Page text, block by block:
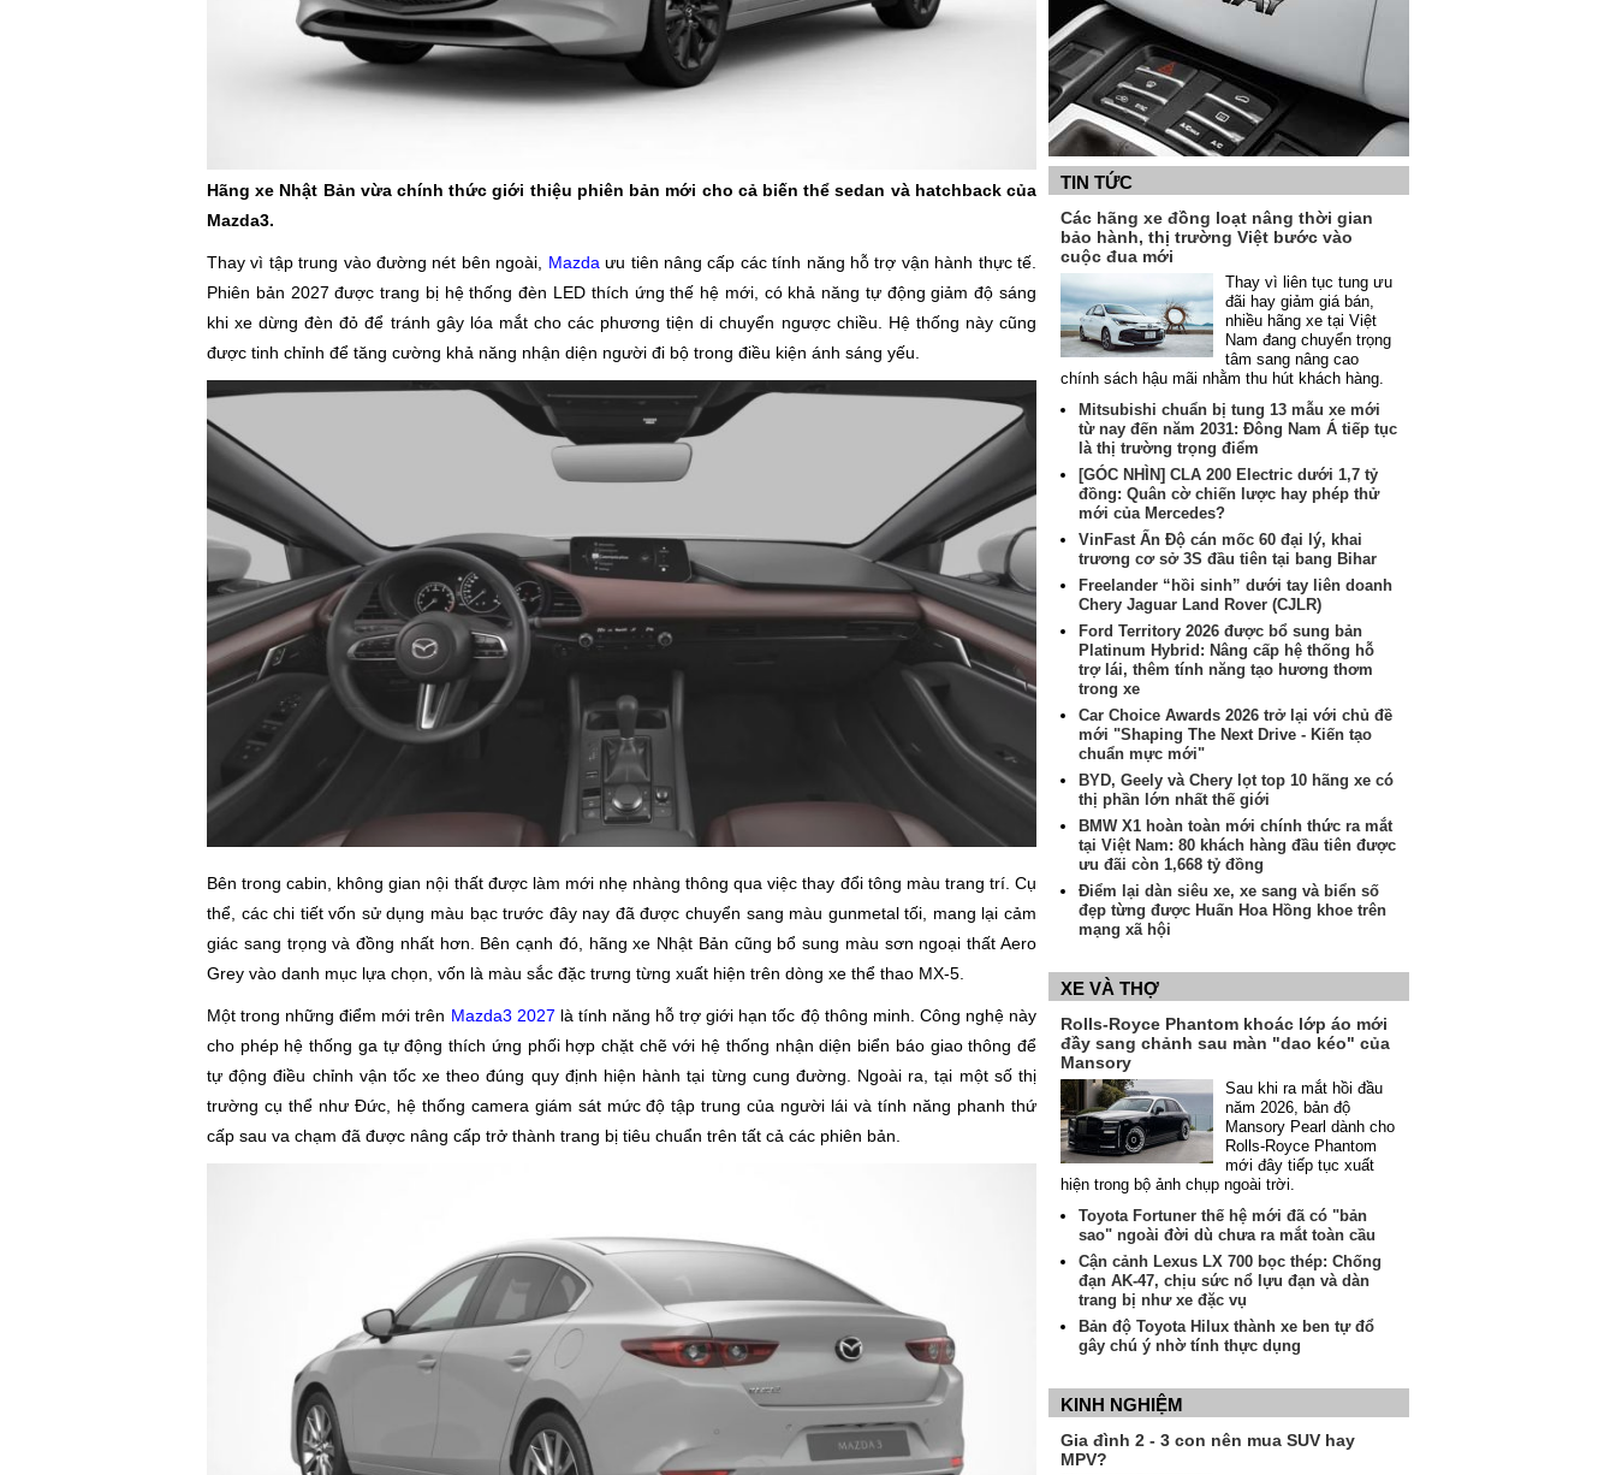
Hãng xe Nhật Bản vừa chính thức giới thiệu phiên bản mới cho cả biến thể sedan và hatchback của
Mazda3.
Thay vì tập trung vào đường nét bên ngoài, Mazdaưu tiên nâng cấp các tính năng hỗ trợ vận hành thực tế.
Phiên bản 2027 được trang bị hệ thống đèn LED thích ứng thế hệ mới, có khả năng tự động giảm độ sáng
khi xe dừng đèn đỏ để tránh gây lóa mắt cho các phương tiện di chuyển ngược chiều. Hệ thống này cũng
được tinh chỉnh để tăng cường khả năng nhận diện người đi bộ trong điều kiện ánh sáng yếu.
Bên trong cabin, không gian nội thất được làm mới nhẹ nhàng thông qua việc thay đổi tông màu trang trí. Cụ
thể, các chi tiết vốn sử dụng màu bạc trước đây nay đã được chuyển sang màu gunmetal tối, mang lại cảm
giác sang trọng và đồng nhất hơn. Bên cạnh đó, hãng xe Nhật Bản cũng bổ sung màu sơn ngoại thất Aero
Grey vào danh mục lựa chọn, vốn là màu sắc đặc trưng từng xuất hiện trên dòng xe thể thao MX-5.
Một trong những điểm mới trên Mazda3 2027 là tính năng hỗ trợ giới hạn tốc độ thông minh. Công nghệ này
cho phép hệ thống ga tự động thích ứng phối hợp chặt chẽ với hệ thống nhận diện biển báo giao thông để
tự động điều chỉnh vận tốc xe theo đúng quy định hiện hành tại từng cung đường. Ngoài ra, tại một số thị
trường cụ thể như Đức, hệ thống camera giám sát mức độ tập trung của người lái và tính năng phanh thứ
cấp sau va chạm đã được nâng cấp trở thành trang bị tiêu chuẩn trên tất cả các phiên bản.
TIN TỨC
Các hãng xe đồng loạt nâng thời gian
bảo hành, thị trường Việt bước vào
cuộc đua mới
Thay vì liên tục tung ưu
đãi hay giảm giá bán,
nhiều hãng xe tại Việt
Nam đang chuyển trọng
tâm sang nâng cao
chính sách hậu mãi nhằm thu hút khách hàng.
Mitsubishi chuẩn bị tung 13 mẫu xe mới
từ nay đến năm 2031: Đông Nam Á tiếp tục
là thị trường trọng điểm
[GÓC NHÌN] CLA 200 Electric dưới 1,7 tỷ
đồng: Quân cờ chiến lược hay phép thử
mới của Mercedes?
VinFast Ấn Độ cán mốc 60 đại lý, khai
trương cơ sở 3S đầu tiên tại bang Bihar
Freelander “hồi sinh” dưới tay liên doanh
Chery Jaguar Land Rover (CJLR)
Ford Territory 2026 được bổ sung bản
Platinum Hybrid: Nâng cấp hệ thống hỗ
trợ lái, thêm tính năng tạo hương thơm
trong xe
Car Choice Awards 2026 trở lại với chủ đề
mới "Shaping The Next Drive - Kiến tạo
chuẩn mực mới"
BYD, Geely và Chery lọt top 10 hãng xe có
thị phần lớn nhất thế giới
BMW X1 hoàn toàn mới chính thức ra mắt
tại Việt Nam: 80 khách hàng đầu tiên được
ưu đãi còn 1,668 tỷ đồng
Điểm lại dàn siêu xe, xe sang và biển số
đẹp từng được Huấn Hoa Hồng khoe trên
mạng xã hội
XE VÀ THỢ
Rolls-Royce Phantom khoác lớp áo mới
đầy sang chảnh sau màn "dao kéo" của
Mansory
Sau khi ra mắt hồi đầu
năm 2026, bản độ
Mansory Pearl dành cho
Rolls-Royce Phantom
mới đây tiếp tục xuất
hiện trong bộ ảnh chụp ngoài trời.
Toyota Fortuner thế hệ mới đã có "bản
sao" ngoài đời dù chưa ra mắt toàn cầu
Cận cảnh Lexus LX 700 bọc thép: Chống
đạn AK-47, chịu sức nổ lựu đạn và dàn
trang bị như xe đặc vụ
Bản độ Toyota Hilux thành xe ben tự đổ
gây chú ý nhờ tính thực dụng
KINH NGHIỆM
Gia đình 2 - 3 con nên mua SUV hay
MPV?